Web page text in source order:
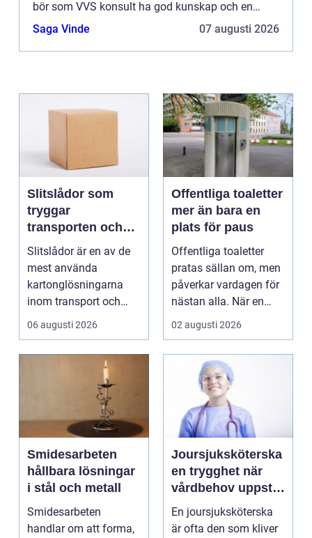
bör som VVS konsult ha god kunskap och en
gedigen utbildning inom varje gr...
Saga Vinde 07 augusti 2026
Slitslådor som
tryggar
transporten och
stärker varumärket
Slitslådor är en av de
mest använda
kartonglösningarna
inom transport och
logis...
06 augusti 2026
Offentliga toaletter
mer än bara en
plats för paus
Offentliga toaletter
pratas sällan om, men
påverkar vardagen för
nästan alla. När en
stad, park elle...
02 augusti 2026
Smidesarbeten
hållbara lösningar
i stål och metall
Smidesarbeten
handlar om att forma,
Joursjuksköterska
en trygghet när
vårdbehov uppstår
dygnet runt
En joursjuksköterska
är ofta den som kliver